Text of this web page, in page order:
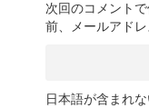
次回のコメント
前、メールアドレ
日本語が含まれ